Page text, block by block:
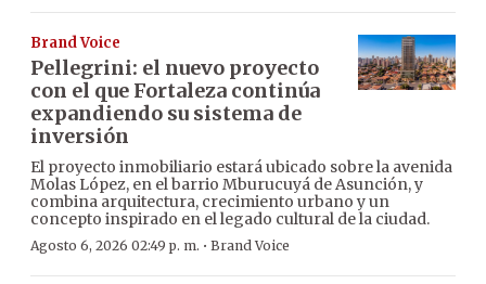
Brand Voice
Pellegrini: el nuevo proyecto
con el que Fortaleza continúa
expandiendo su sistema de
inversión
El proyecto inmobiliario estará ubicado sobre la avenida
Molas López, en el barrio Mburucuyá de Asunción, y
combina arquitectura, crecimiento urbano y un
concepto inspirado en el legado cultural de la ciudad.
Agosto 6, 2026 02:49 p. m. · Brand Voice